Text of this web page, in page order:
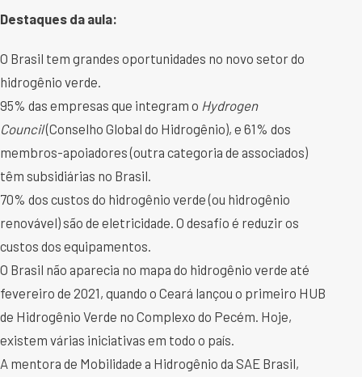
Destaques da aula:
O Brasil tem grandes oportunidades no novo setor do
hidrogênio verde.
95% das empresas que integram o Hydrogen
Council(Conselho Global do Hidrogênio), e 61% dos
membros-apoiadores (outra categoria de associados)
têm subsidiárias no Brasil.
70% dos custos do hidrogênio verde (ou hidrogênio
renovável) são de eletricidade. O desafio é reduzir os
custos dos equipamentos.
O Brasil não aparecia no mapa do hidrogênio verde até
fevereiro de 2021, quando o Ceará lançou o primeiro HUB
de Hidrogênio Verde no Complexo do Pecém. Hoje,
existem várias iniciativas em todo o país.
A mentora de Mobilidade a Hidrogênio da SAE Brasil,